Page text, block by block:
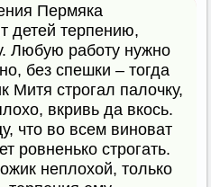
Пермяка
детей терпению,
Любую работу нужно
без спешки – тогда
Митя строгал палочку,
вкривь да вкось.
что во всем виноват
ровненько строгать.
неплохой, только